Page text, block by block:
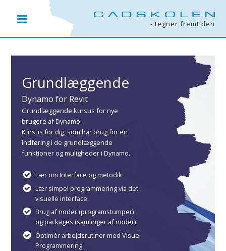
- tegner fremtiden
Dynamo
Klasseundervisning
Grundlæggende - Dynamo for Revit
Grundlæggende
Dynamo for Revit
Grundlæggende kursus for nye
brugere af Dynamo.
Kursus for dig, som har brug for en
indføring i de grundlæggende
funktioner og muligheder i Dynamo.
Lær om Interface og metodik
Lær simpel programmering via det
visuelle interface
Brug af noder (programstumper)
og packages (samlinger af noder)
Optimér arbejdsrutiner med Visuel
Programmering